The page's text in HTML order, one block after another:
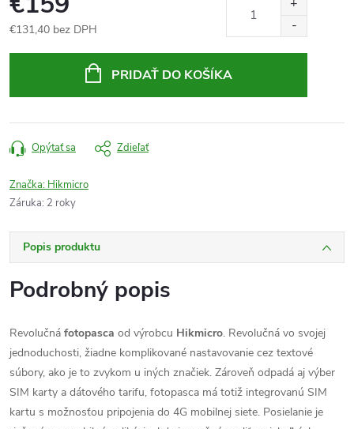
€131,40 bez DPH
PRIDAŤ DO KOŠÍKA
Opýtať sa Zdieľať
Značka: Hikmicro
Záruka: 2 roky
Popis produktu
Podrobný popis
Revolučná fotopasca od výrobcu Hikmicro. Revolučná vo svojej
jednoduchosti, žiadne komplikované nastavovanie cez textové
súbory, ako je to zvykom u iných značiek. Zároveň odpadá aj výber
SIM karty a dátového tarifu, fotopasca má totiž integrovanú SIM
kartu s možnosťou pripojenia do 4G mobilnej siete. Posielanie je